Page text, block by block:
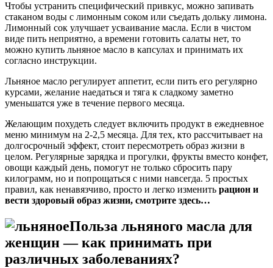
Чтобы устранить специфический привкус, можно запивать
стаканом воды с лимонным соком или съедать дольку лимона.
Лимонный сок улучшает усваивание масла. Если в чистом
виде пить неприятно, а времени готовить салаты нет, то
можно купить льняное масло в капсулах и принимать их
согласно инструкции.
Льняное масло регулирует аппетит, если пить его регулярно
курсами, желание наедаться и тяга к сладкому заметно
уменьшатся уже в течение первого месяца.
Желающим похудеть следует включить продукт в ежедневное
меню минимум на 2-2,5 месяца. Для тех, кто рассчитывает на
долгосрочный эффект, стоит пересмотреть образ жизни в
целом. Регулярные зарядка и прогулки, фрукты вместо конфет,
овощи каждый день, помогут не только сбросить пару
килограмм, но и попрощаться с ними навсегда. 5 простых
правил, как ненавязчиво, просто и легко изменить рацион и
вести здоровый образ жизни, смотрите здесь…
Польза льняного масла для
женщин — как принимать при
различных заболеваниях?